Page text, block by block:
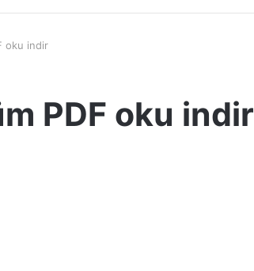
oku indir
PDF oku indir